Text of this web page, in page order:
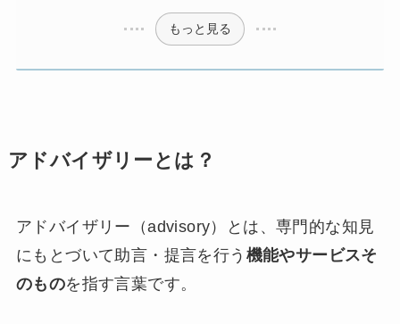
もっと見る
アドバイザリーとは？
アドバイザリー（advisory）とは、専門的な知見
にもとづいて助言・提言を行う 機能やサービスそ
のものを指す言葉です。